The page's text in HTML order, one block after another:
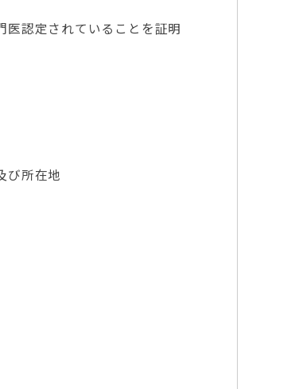
認定されていることを証明
び所在地